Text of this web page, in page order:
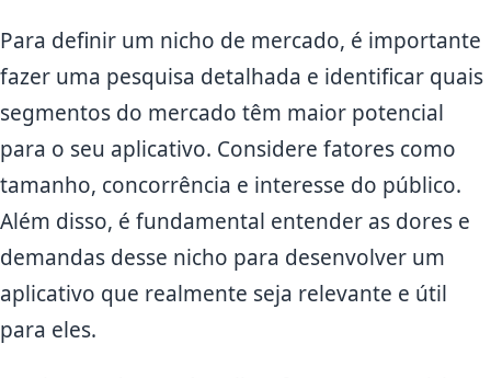
Para definir um nicho de mercado, é importante
fazer uma pesquisa detalhada e identificar quais
segmentos do mercado têm maior potencial
para o seu aplicativo. Considere fatores como
tamanho, concorrência e interesse do público.
Além disso, é fundamental entender as dores e
demandas desse nicho para desenvolver um
aplicativo que realmente seja relevante e útil
para eles.